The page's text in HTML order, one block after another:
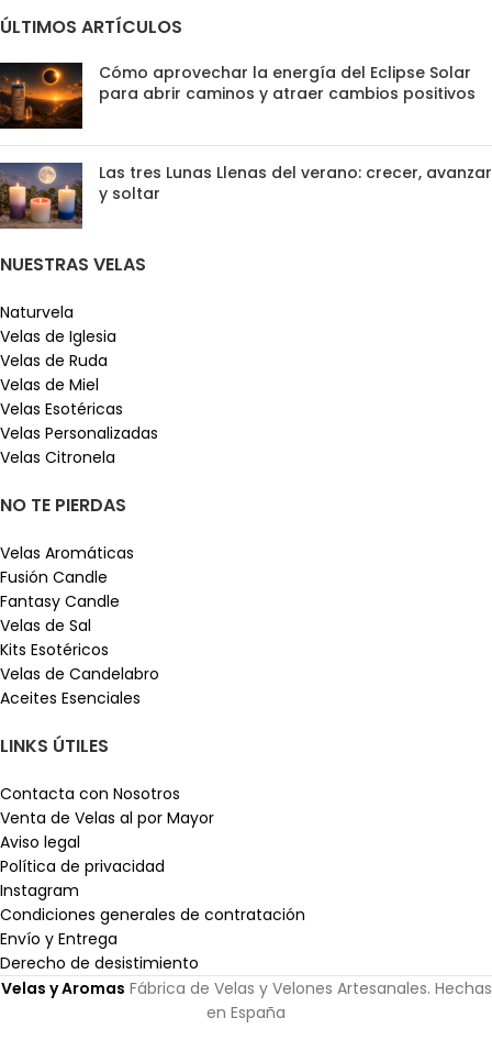
ÚLTIMOS ARTÍCULOS
Cómo aprovechar la energía del Eclipse Solar
para abrir caminos y atraer cambios positivos
Las tres Lunas Llenas del verano: crecer, avanzar
y soltar
NUESTRAS VELAS
Naturvela
Velas de Iglesia
Velas de Ruda
Velas de Miel
Velas Esotéricas
Velas Personalizadas
Velas Citronela
NO TE PIERDAS
Velas Aromáticas
Fusión Candle
Fantasy Candle
Velas de Sal
Kits Esotéricos
Velas de Candelabro
Aceites Esenciales
LINKS ÚTILES
Contacta con Nosotros
Venta de Velas al por Mayor
Aviso legal
Política de privacidad
Instagram
Condiciones generales de contratación
Envío y Entrega
Derecho de desistimiento
Velas y Aromas Fábrica de Velas y Velones Artesanales. Hechas
en España